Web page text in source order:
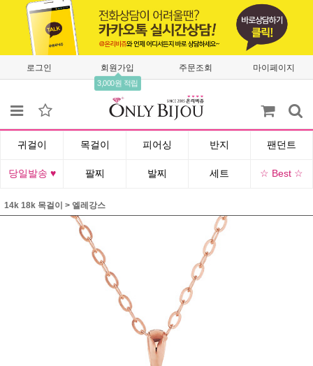
로그인 회원가입
3,000원 적립
주문조회 마이페이지
귀걸이 목걸이 피어싱 반지 팬던트
당일발송 ♥ 팔찌 발찌 세트 ☆ Best ☆
14k 18k 목걸이 > 엘레강스